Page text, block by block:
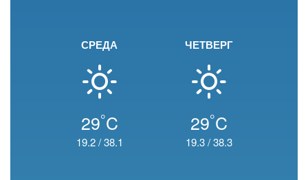
СРЕДА
29°C
19.2/38.1
ЧЕТВЕРГ
29°C
19.3/38.3